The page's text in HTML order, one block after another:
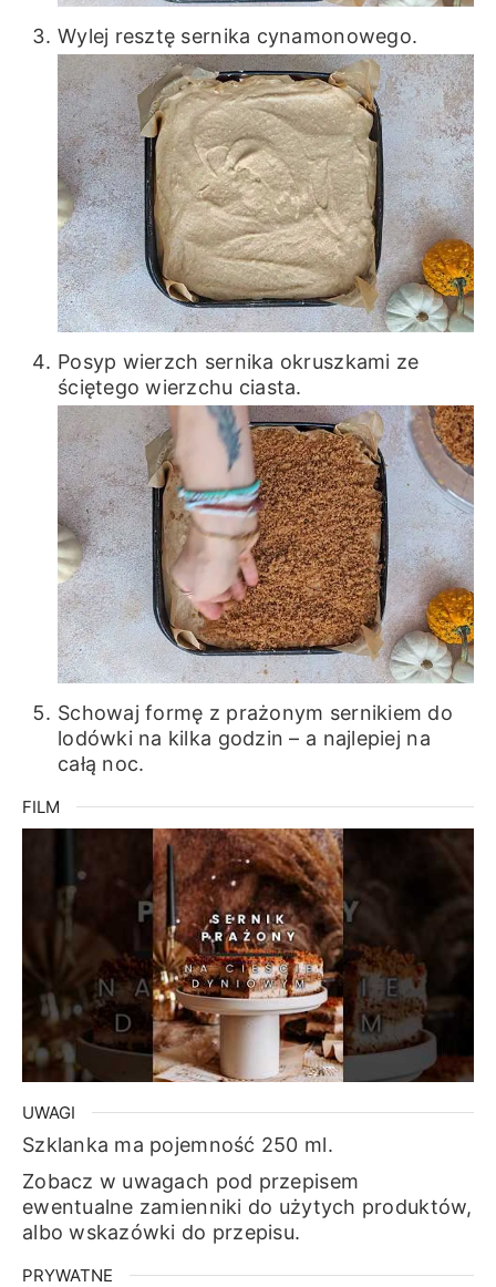
Wylej resztę sernika cynamonowego.
Posyp wierzch sernika okruszkami ze
ściętego wierzchu ciasta.
Schowaj formę z prażonym sernikiem do
lodówki na kilka godzin – a najlepiej na
całą noc.
FILM
UWAGI
Szklanka ma pojemność 250 ml.
Zobacz w uwagach pod przepisem
ewentualne zamienniki do użytych produktów,
albo wskazówki do przepisu.
PRYWATNE